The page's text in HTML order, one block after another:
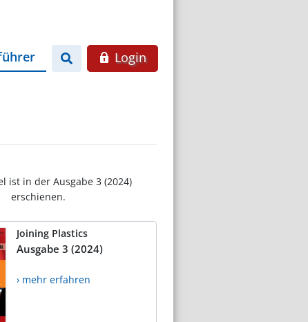
Login
ist in der Ausgabe 3 (2024)
erschienen.
Joining Plastics
Ausgabe 3 (2024)
› mehr erfahren